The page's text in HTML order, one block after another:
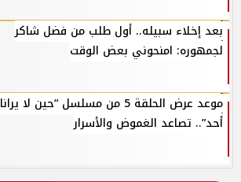
بعد إخلاء سبيله.. أول طلب من فضل شاكر
لجمهوره: امنحوني بعض الوقت
موعد عرض الحلقة 5 من مسلسل “حين لا يرانا
أحد”.. تصاعد الغموض والأسرار